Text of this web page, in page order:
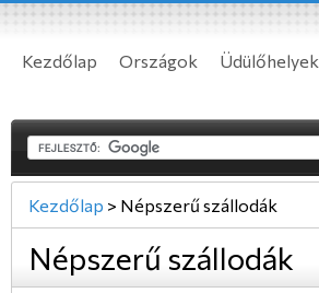
Kezdőlap Országok Üdülőhelyek
Kezdőlap > Népszerű szállodák
Népszerű szállodák